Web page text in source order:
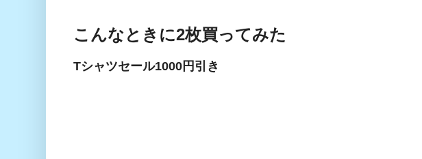
こんなときに2枚買ってみた
Tシャツセール1000円引き